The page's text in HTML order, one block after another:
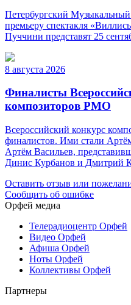
Петербургский
премьеру спектакля
Пуччини представят 25
8 августа 2026
Финалисты
композиторов РМО
Всероссийский конкурс
финалистов. Ими стали
Артём Васильев,
Динис Курбанов и Дмитрий
Оставить отзыв или
Сообщить об ошибке
Орфей медиа
Телерадиоцентр Орфей
Видео Орфей
Афиша Орфей
Ноты Орфей
Коллективы Орфей
Партнеры